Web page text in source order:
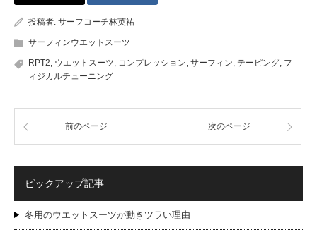
投稿者: サーフコーチ林英祐
サーフィンウエットスーツ
RPT2 ウエットスーツ コンプレッション サーフィン テーピング フ
ィジカルチューニング
前のページ 次のページ
ピックアップ記事
冬用のウエットスーツが動きツラい理由